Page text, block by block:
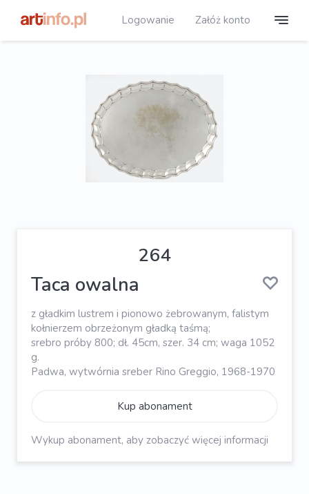
Logowanie Załóż konto
264
Taca owalna
z gładkim lustrem i pionowo żebrowanym, falistym
kołnierzem obrzeżonym gładką taśmą;
srebro próby 800; dł. 45cm, szer. 34 cm; waga 1052
g.
Padwa, wytwórnia sreber Rino Greggio, 1968-1970
Kup abonament
Wykup abonament, aby zobaczyć więcej informacji